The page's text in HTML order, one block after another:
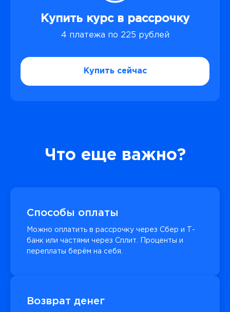
Купить курс в рассрочку
4 платежа по 225 рублей
Купить сейчас
Что еще важно?
Способы оплаты
Можно оплатить в рассрочку через Сбер и Т-
банк или частями через Сплит. Проценты и
переплаты берём на себя.
Возврат денег